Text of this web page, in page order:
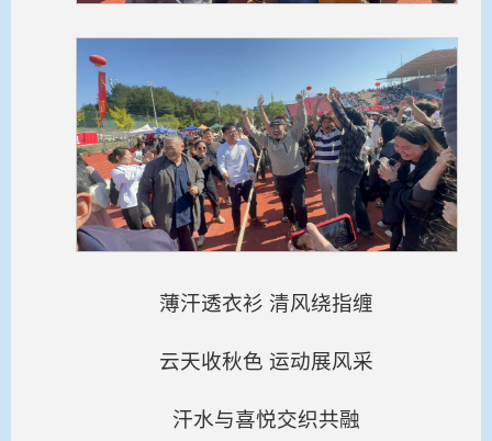
薄汗透衣衫 清风绕指缠
云天收秋色 运动展风采
汗水与喜悦交织共融